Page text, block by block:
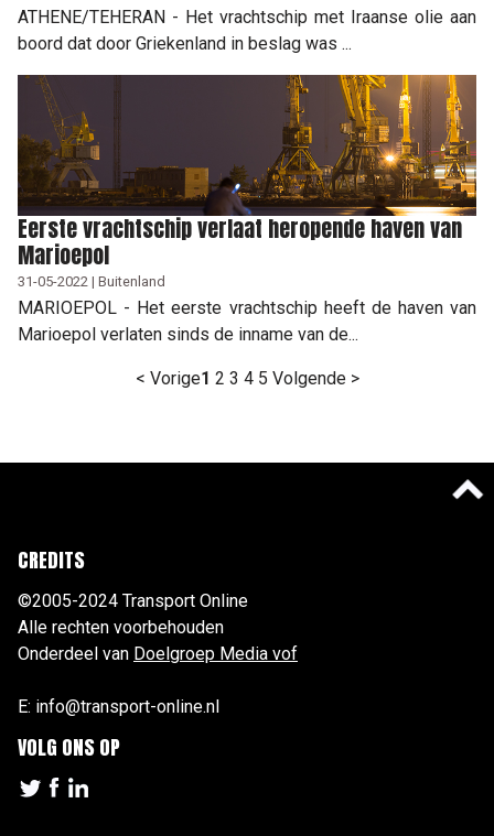
ATHENE/TEHERAN - Het vrachtschip met Iraanse olie aan
boord dat door Griekenland in beslag was ...
Eerste vrachtschip verlaat heropende haven van
Marioepol
31-05-2022 | Buitenland
MARIOEPOL - Het eerste vrachtschip heeft de haven van
Marioepol verlaten sinds de inname van de...
< Vorige1 2 3 4 5 Volgende >
CREDITS
©2005-2024 Transport Online
Alle rechten voorbehouden
Onderdeel van Doelgroep Media vof
E: info@transport-online.nl
VOLG ONS OP